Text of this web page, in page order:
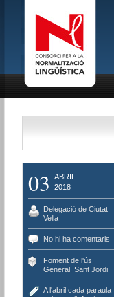
03
ABRIL
2018
Delegació de Ciutat
Vella
No hi ha comentaris
Foment de l'ús
General, Sant Jordi
A l'abril cada paraula